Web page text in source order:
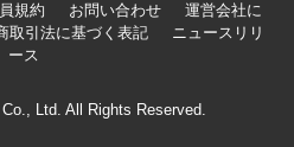
規約 お問い合わせ
運営会社に
取引法に基づく表記
ニュースリリ
ース
Ltd. All Rights Reserved.